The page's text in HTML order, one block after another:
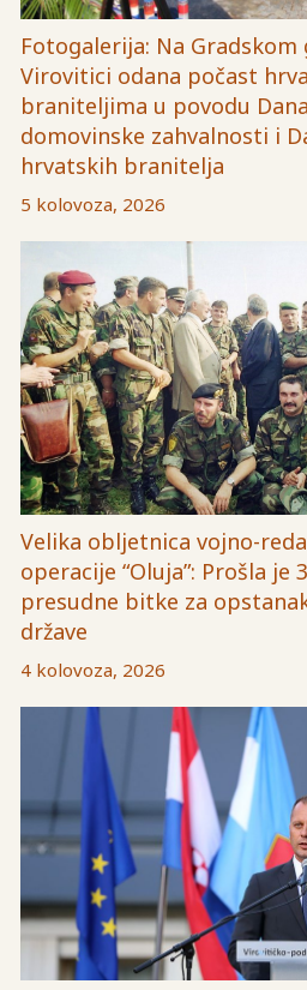
Fotogalerija: Na
Virovitici odana počast
braniteljima u povodu
domovinske zahvalnosti i
hrvatskih branitelja
5 kolovoza, 2026
Velika obljetnica vojno-
operacije “Oluja”: Prošla je
presudne bitke za
države
4 kolovoza, 2026